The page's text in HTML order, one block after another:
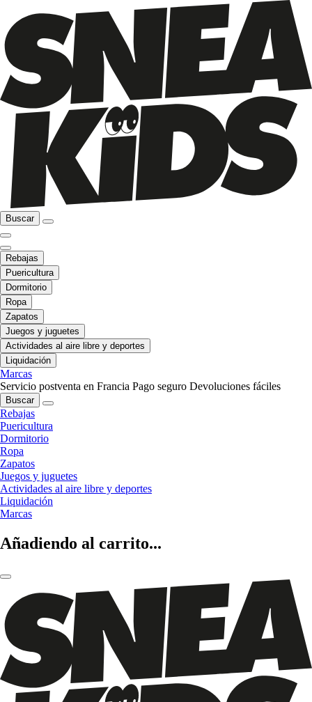
Buscar
Rebajas
Puericultura
Dormitorio
Ropa
Zapatos
Juegos y juguetes
Actividades al aire libre y deportes
Liquidación
Marcas
Servicio postventa en Francia Pago seguro Devoluciones fáciles
Buscar
Rebajas
Puericultura
Dormitorio
Ropa
Zapatos
Juegos y juguetes
Actividades al aire libre y deportes
Liquidación
Marcas
Añadiendo al carrito...